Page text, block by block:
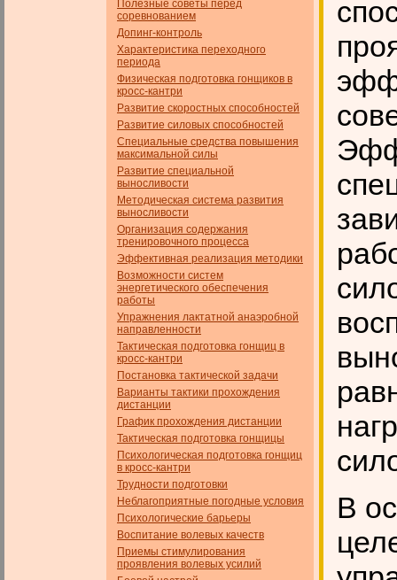
Полезные советы перед
соревнованием
Допинг-контроль
Характеристика переходного
периода
Физическая подготовка гонщиков в
кросс-кантри
Развитие скоростных способностей
Развитие силовых способностей
Специальные средства повышения
максимальной силы
Развитие специальной
выносливости
Методическая система развития
выносливости
Организация содержания
тренировочного процесса
Эффективная реализация методики
Возможности систем
энергетического обеспечения
работы
Упражнения лактатной анаэробной
направленности
Тактическая подготовка гонщиц в
кросс-кантри
Постановка тактической задачи
Варианты тактики прохождения
дистанции
График прохождения дистанции
Тактическая подготовка гонщицы
Психологическая подготовка гонщиц
в кросс-кантри
Трудности подготовки
Неблагоприятные погодные условия
Психологические барьеры
Воспитание волевых качеств
Приемы стимулирования
проявления волевых усилий
В